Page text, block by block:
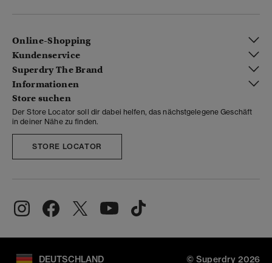
Online-Shopping
Kundenservice
Superdry The Brand
Informationen
Store suchen
Der Store Locator soll dir dabei helfen, das nächstgelegene Geschäft
in deiner Nähe zu finden.
STORE LOCATOR
DEUTSCHLAND © Superdry 2026